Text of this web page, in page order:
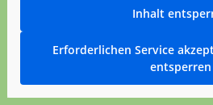
Inhalt
Erforderlichen Service
entsperren